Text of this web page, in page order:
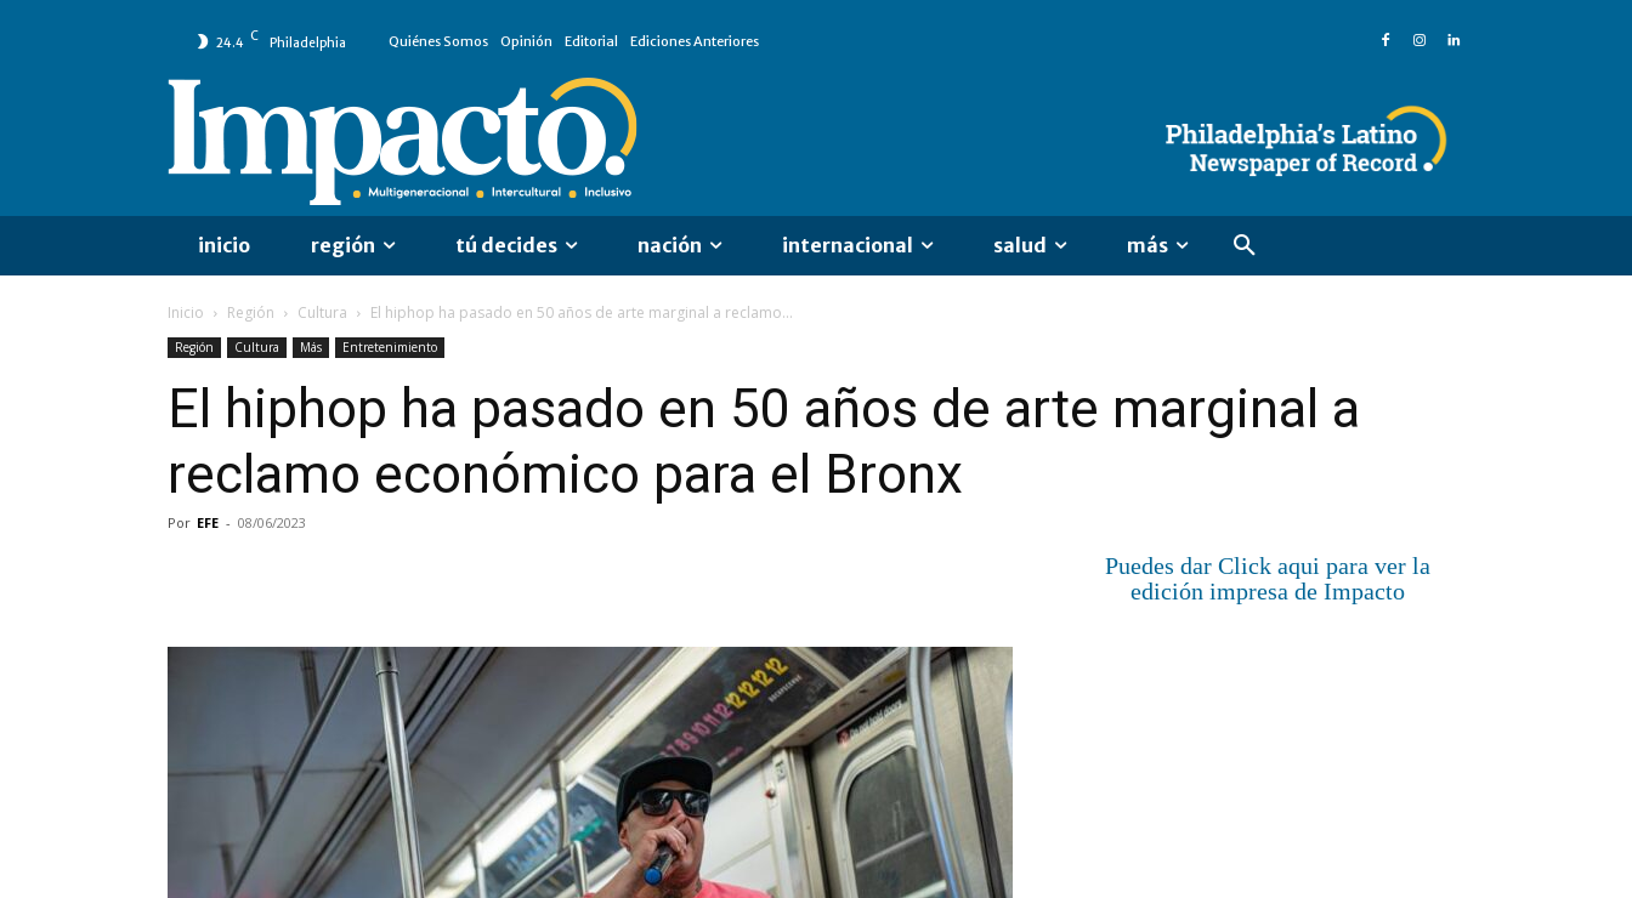
24.4 C Philadelphia Quiénes Somos Opinión Editorial Ediciones Anteriores
inicio región tú decides nación internacional salud más
Inicio Región Cultura El hiphop ha pasado en 50 años de arte marginal a reclamo...
Región Cultura Más Entretenimiento
El hiphop ha pasado en 50 años de arte marginal a
reclamo económico para el Bronx
Por EFE - 08/06/2023
Puedes dar Click aqui para ver la
edición impresa de Impacto